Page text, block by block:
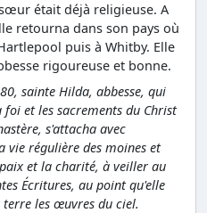
était déjà religieuse. A
retourna dans son pays où
puis à Whitby. Elle
rigoureuse et bonne.
sainte Hilda, abbesse, qui
et les sacrements du Christ
s'attacha avec
vie régulière des moines et
et la charité, à veiller au
Écritures, au point qu'elle
les œuvres du ciel.